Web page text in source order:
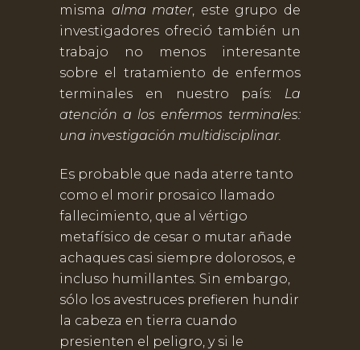
misma alma mater, este grupo de
investigadores ofreció también un
trabajo no menos interesante
sobre el tratamiento de enfermos
terminales en nuestro país: La
atención a los enfermos terminales:
una investigación multidisciplinar.
Es probable que nada aterre tanto
como el morir prosaico llamado
fallecimiento, que al vértigo
metafísico de cesar o mutar añade
achaques casi siempre dolorosos, e
incluso humillantes. Sin embargo,
sólo los avestruces prefieren hundir
la cabeza en tierra cuando
presienten el peligro, y si le